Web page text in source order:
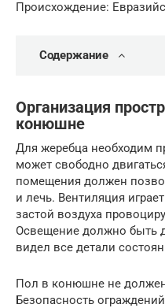
Происхождение:
Содержание
Организация
конюшне
Для жеребца необходим
может свободно
помещения должен
и лечь. Вентиляция
застой воздуха
Освещение должно быть
видел все детали
Пол в конюшне не
Безопасность